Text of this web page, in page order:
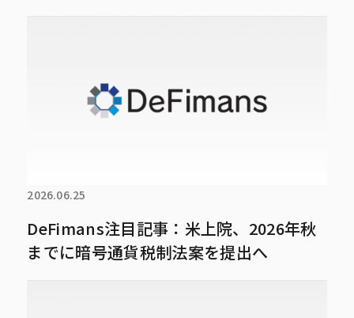
2026.06.25
DeFimans注目記事：米上院、2026年秋
までに暗号通貨税制法案を提出へ